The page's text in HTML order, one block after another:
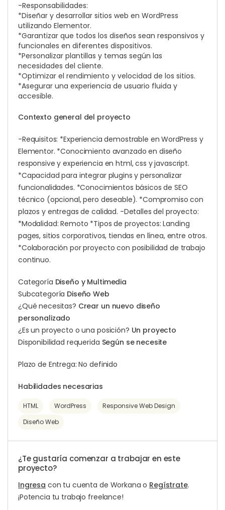
-Responsabilidades:
*Diseñar y desarrollar sitios web en WordPress
utilizando Elementor.
*Garantizar que todos los diseños sean responsivos y
funcionales en diferentes dispositivos.
*Personalizar plantillas y temas según las
necesidades del cliente.
*Optimizar el rendimiento y velocidad de los sitios.
*Asegurar una experiencia de usuario fluida y
accesible.
Contexto general del proyecto
-Requisitos: *Experiencia demostrable en WordPress y
Elementor. *Conocimiento avanzado en diseño
responsive y experiencia en html, css y javascript.
*Capacidad para integrar plugins y personalizar
funcionalidades. *Conocimientos básicos de SEO
técnico (opcional, pero deseable). *Compromiso con
plazos y entregas de calidad. -Detalles del proyecto:
*Modalidad: Remoto *Tipos de proyectos: Landing
pages, sitios corporativos, tiendas en línea, entre otros.
*Colaboración por proyecto con posibilidad de trabajo
continuo.
Categoría Diseño y Multimedia
Subcategoría Diseño Web
¿Qué necesitas? Crear un nuevo diseño
personalizado
¿Es un proyecto o una posición? Un proyecto
Disponibilidad requerida Según se necesite
Plazo de Entrega: No definido
Habilidades necesarias
HTML WordPress
Responsive Web Design
Diseño Web
¿Te gustaría comenzar a trabajar en este
proyecto?
Ingresa con tu cuenta de Workana o Regístrate.
¡Potencia tu trabajo freelance!